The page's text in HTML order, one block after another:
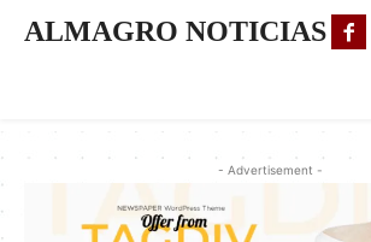
ALMAGRO NOTICIAS
- Advertisement -